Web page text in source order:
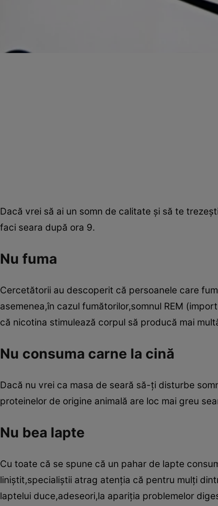
Dacă vrei să ai un somn de calitate şi să te
faci seara după ora 9.
Nu fuma
Cercetătorii au descoperit că persoanele care
asemenea,în cazul fumătorilor,somnul REM
că nicotina stimulează corpul să producă mai
Nu consuma carne la cină
Dacă nu vrei ca masa de seară să-ţi disturbe
proteinelor de origine animală are loc mai greu
Nu bea lapte
Cu toate că se spune că un pahar de lapte
liniştit,specialiştii atrag atenţia că pentru mulţi
laptelui duce,adeseori,la apariţia problemelor